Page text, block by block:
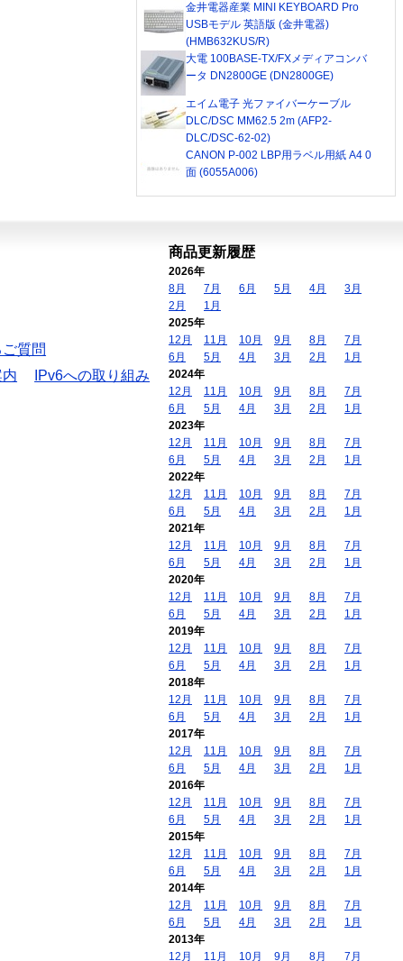
金井電器産業 MINI KEYBOARD Pro
USBモデル 英語版 (金井電器)
(HMB632KUS/R)
大電 100BASE-TX/FXメディアコンバ
ータ DN2800GE (DN2800GE)
エイム電子 光ファイバーケーブル
DLC/DSC MM62.5 2m (AFP2-
DLC/DSC-62-02)
CANON P-002 LBP用ラベル用紙 A4 0
面 (6055A006)
質問
IPv6への取り組み
商品更新履歴
2026年
8月
7月 6月 5月 4月
3月
2月
1月
2025年
12月
11月 10月 9月 8月
7月
6月
5月 4月 3月 2月
1月
2024年
12月
11月 10月 9月 8月
7月
6月
5月 4月 3月 2月
1月
2023年
12月
11月 10月 9月 8月
7月
6月
5月 4月 3月 2月
1月
2022年
12月
11月 10月 9月 8月
7月
6月
5月 4月 3月 2月
1月
2021年
12月
11月 10月 9月 8月
7月
6月
5月 4月 3月 2月
1月
2020年
12月
11月 10月 9月 8月
7月
6月
5月 4月 3月 2月
1月
2019年
12月
11月 10月 9月 8月
7月
6月
5月 4月 3月 2月
1月
2018年
12月
11月 10月 9月 8月
7月
6月
5月 4月 3月 2月
1月
2017年
12月
11月 10月 9月 8月
7月
6月
5月 4月 3月 2月
1月
2016年
12月
11月 10月 9月 8月
7月
6月
5月 4月 3月 2月
1月
2015年
12月
11月 10月 9月 8月
7月
6月
5月 4月 3月 2月
1月
2014年
12月
11月 10月 9月 8月
7月
6月
5月 4月 3月 2月
1月
2013年
12月
11月 10月 9月 8月 7月